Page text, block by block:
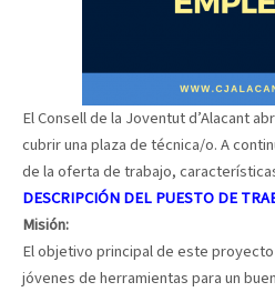
El Consell de la Joventut d’Alacant
cubrir una plaza de técnica/o. A
de la oferta de trabajo,
DESCRIPCIÓN DEL PUESTO DE
Misión:
El objetivo principal de este
jóvenes de herramientas para un